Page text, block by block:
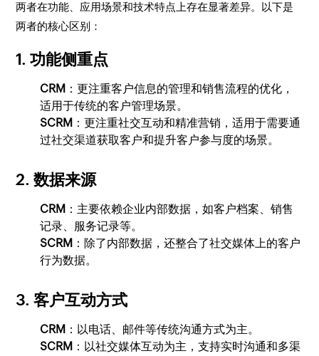
两者在功能、应用场景和技术特点上存在显著差异。以下是
两者的核心区别：
1.功能侧重点
CRM ：更注重客户信息的管理和销售流程的优化，
适用于传统的客户管理场景。
SCRM ：更注重社交互动和精准营销，适用于需要通
过社交渠道获取客户和提升客户参与度的场景。
2.数据来源
CRM ：主要依赖企业内部数据，如客户档案、销售
记录、服务记录等。
SCRM ：除了内部数据，还整合了社交媒体上的客户
行为数据。
3.客户互动方式
CRM ：以电话、邮件等传统沟通方式为主。
SCRM ：以社交媒体互动为主，支持实时沟通和多渠